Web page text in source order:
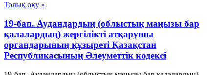
Толық оқу »
19-бап. Аудандардың (облыстық маңызы бар
қалалардың) жергілікті атқарушы
органдарының құзыреті Қазақстан
Республикасының Әлеуметтік кодексі